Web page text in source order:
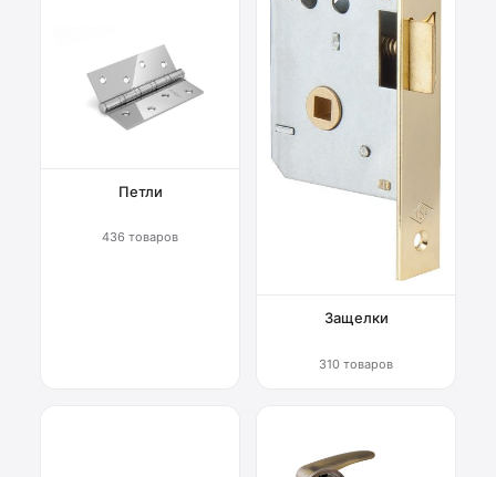
Петли
436 товаров
Защелки
310 товаров